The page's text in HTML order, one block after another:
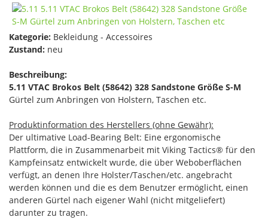
Kategorie: Bekleidung - Accessoires
Zustand: neu
Beschreibung:
5.11 VTAC Brokos Belt (58642) 328 Sandstone Größe S-M
Gürtel zum Anbringen von Holstern, Taschen etc.
Produktinformation des Herstellers (ohne Gewähr):
Der ultimative Load-Bearing Belt: Eine ergonomische
Plattform, die in Zusammenarbeit mit Viking Tactics® für den
Kampfeinsatz entwickelt wurde, die über Weboberflächen
verfügt, an denen Ihre Holster/Taschen/etc. angebracht
werden können und die es dem Benutzer ermöglicht, einen
anderen Gürtel nach eigener Wahl (nicht mitgeliefert)
darunter zu tragen.